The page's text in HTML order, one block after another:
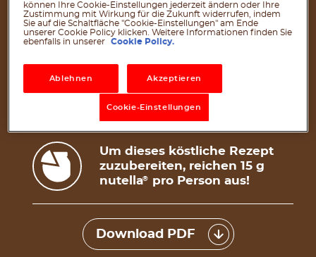
1 Teelöffel Backpulver
1 Teelöffel Natron
1 Prise (3 g) Salz
50 ml ungesüßte Mandelmilch, nur falls
benötigt
15g nutella Plant-Based pro Scheibe
Um dieses köstliche Rezept
zuzubereiten, reichen 15 g
nutella® pro Person aus!
Download PDF
können Ihre Cookie-Einstellungen jederzeit ändern oder Ihre
Zustimmung mit Wirkung für die Zukunft widerrufen, indem
Sie auf die Schaltfläche "Cookie-Einstellungen" am Ende
unserer Cookie Policy klicken. Weitere Informationen finden Sie
ebenfalls in unserer
Cookie Policy.
Ablehnen Akzeptieren
Cookie-Einstellungen